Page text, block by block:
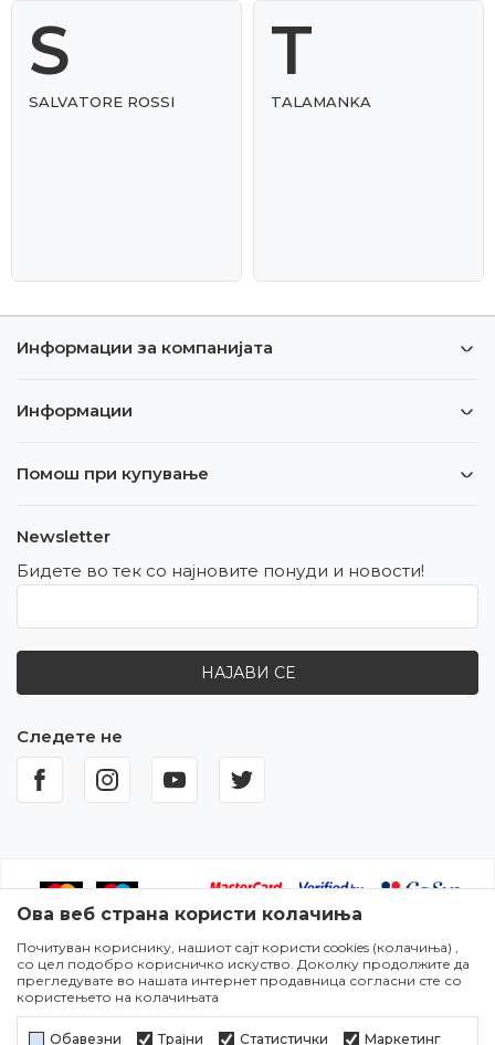
S
SALVATORE ROSSI
T
TALAMANKA
Информации за компанијата
Информации
Помош при купување
Newsletter
Бидете во тек со најновите понуди и новости!
НАЈАВИ СЕ
Следете не
Настојуваме да бидеме што попрецизни во описот на
производите,прикажувањето на сликите и самите цени,но не
можеме да гарантираме дека сите информации се комплетни и
без грешки. Сите артикли прикажани на сајтот се дел од нашата
понуда и не подразбира дека сите се достапни во секој момент.
Ова веб страна користи колачиња
Почитуван кориснику, нашиот сајт користи cookies (колачиња) ,
со цел подобро корисничко искуство. Доколку продолжите да
прегледувате во нашата интернет продавница согласни сте со
користењето на колачињата
Обавезни Трајни Статистички Маркетинг